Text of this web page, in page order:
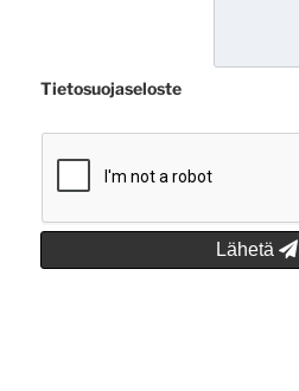
Tietosuojaseloste
Lähetä